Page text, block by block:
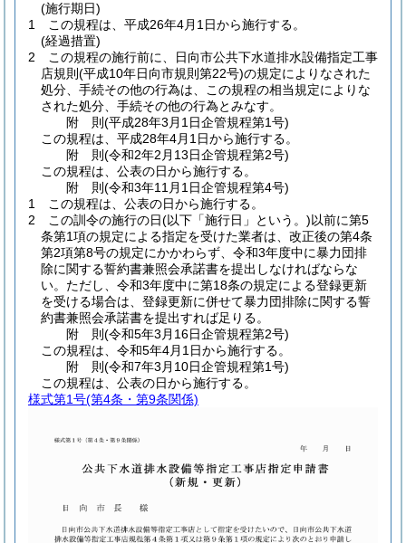
(施行期日)
1
この規程は、平成26年4月1日から施行する。
(経過措置)
2
この規程の施行前に、日向市公共下水道排水設備指定工事
店規則 (平成10年日向市規則第22号)の規定によりなされた
処分、手続その他の行為は、この規程の相当規定によりな
された処分、手続その他の行為とみなす。
附 則(平成28年3月1日企管規程第1号)
この規程は、平成28年4月1日から施行する。
附 則(令和2年2月13日企管規程第2号)
この規程は、公表の日から施行する。
附 則(令和3年11月1日企管規程第4号)
1
この規程は、公表の日から施行する。
2
この訓令の施行の日(以下「施行日」という。)以前に第5
条第1項の規定による指定を受けた業者は、改正後の第4条
第2項第8号の規定にかかわらず、令和3年度中に暴力団排
除に関する誓約書兼照会承諾書を提出しなければならな
い。 ただし、令和3年度中に第18条の規定による登録更新
を受ける場合は、登録更新に併せて暴力団排除に関する誓
約書兼照会承諾書を提出すれば足りる。
附 則(令和5年3月16日企管規程第2号)
この規程は、令和5年4月1日から施行する。
附 則(令和7年3月10日企管規程第1号)
この規程は、公表の日から施行する。
様式第1号(第4条・第9条関係)